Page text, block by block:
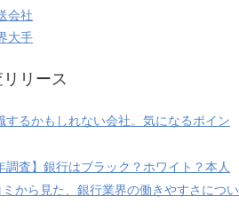
会社
大手
リース
するかもしれない会社。気になるポイン
調査】銀行はブラック？ホワイト？本人
から見た、銀行業界の働きやすさについ